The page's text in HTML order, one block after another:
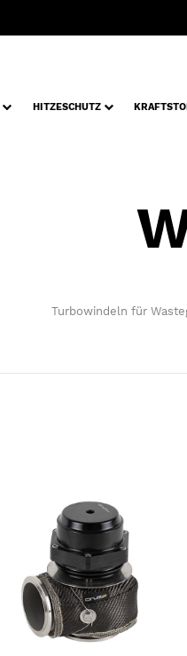
HITZESCHUTZ
Turbowindeln für